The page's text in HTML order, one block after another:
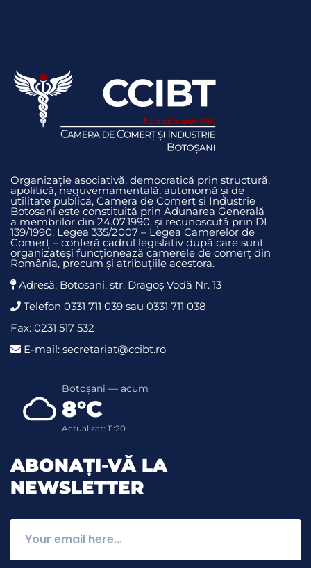
Organizație asociativă, democratică prin structură,
apolitică, neguvemamentală, autonomă și de
utilitate publică, Camera de Comerț și Industrie
Botoșani este constituită prin Adunarea Generală
a membrilor din 24.07.1990, și recunoscută prin DL
139/1990. Legea 335/2007 – Legea Camerelor de
Comerț – conferă cadrul legislativ după care sunt
organizateși funcționează camerele de comerț din
România, precum și atribuțiile acestora.
Adresă: Botosani, str. Dragoş Vodă Nr. 13
Telefon 0331 711 039 sau 0331 711 038
Fax: 0231 517 532
E-mail: secretariat@ccibt.ro
Botoșani — acum
8°C
Actualizat: 11:20
ABONAȚI-VĂ LA
NEWSLETTER